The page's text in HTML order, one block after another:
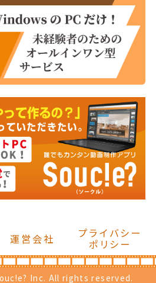
運営会社 プライバシー
ポリシー
Inc. All rights reserved.